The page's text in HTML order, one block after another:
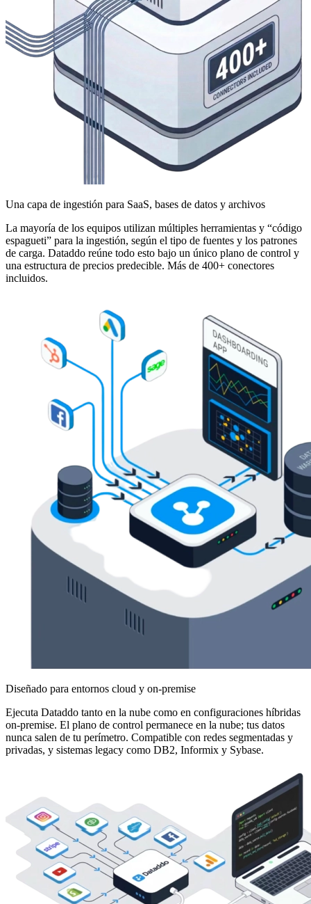
Una capa de ingestión para SaaS, bases de datos y archivos
La mayoría de los equipos utilizan múltiples herramientas y “código
espagueti” para la ingestión, según el tipo de fuentes y los patrones
de carga. Dataddo reúne todo esto bajo un único plano de control y
una estructura de precios predecible. Más de 400+ conectores
incluidos.
Diseñado para entornos cloud y on-premise
Ejecuta Dataddo tanto en la nube como en configuraciones híbridas
on-premise. El plano de control permanece en la nube; tus datos
nunca salen de tu perímetro. Compatible con redes segmentadas y
privadas, y sistemas legacy como DB2, Informix y Sybase.